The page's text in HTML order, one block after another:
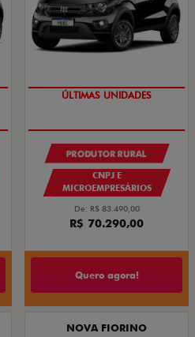
GRANDE CHANCE FIAT
PRODUTOR RURAL
CNPJ E
MICROEMPRESÁRIOS
De: R$ 83.490,00
R$ 70.290,00
Quero agora!
NOVA FIORINO